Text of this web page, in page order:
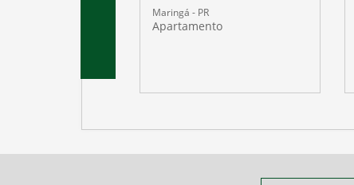
Maringá - PR
Apartamento